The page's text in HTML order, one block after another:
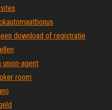
download of registratie
agent
room